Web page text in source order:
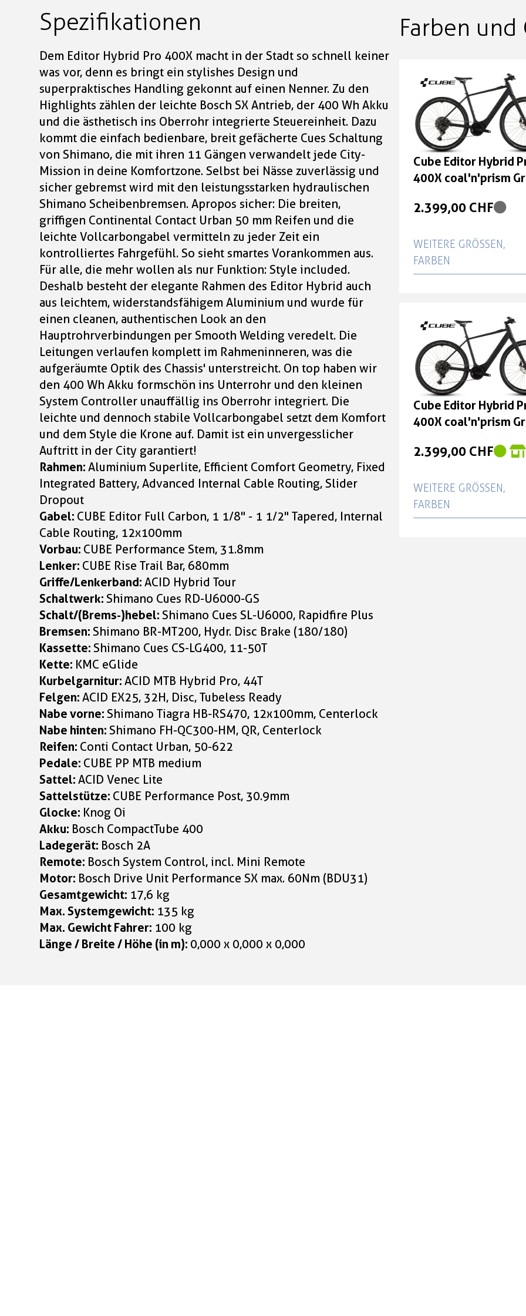
Spezifikationen
Dem Editor Hybrid Pro 400X macht in der Stadt so schnell keiner
was vor, denn es bringt ein stylishes Design und
superpraktisches Handling gekonnt auf einen Nenner. Zu den
Highlights zählen der leichte Bosch SX Antrieb, der 400 Wh Akku
und die ästhetisch ins Oberrohr integrierte Steuereinheit. Dazu
kommt die einfach bedienbare, breit gefächerte Cues Schaltung
von Shimano, die mit ihren 11 Gängen verwandelt jede City-
Mission in deine Komfortzone. Selbst bei Nässe zuverlässig und
sicher gebremst wird mit den leistungsstarken hydraulischen
Shimano Scheibenbremsen. Apropos sicher: Die breiten,
griffigen Continental Contact Urban 50 mm Reifen und die
leichte Vollcarbongabel vermitteln zu jeder Zeit ein
kontrolliertes Fahrgefühl. So sieht smartes Vorankommen aus.
Für alle, die mehr wollen als nur Funktion: Style included.
Deshalb besteht der elegante Rahmen des Editor Hybrid auch
aus leichtem, widerstandsfähigem Aluminium und wurde für
einen cleanen, authentischen Look an den
Hauptrohrverbindungen per Smooth Welding veredelt. Die
Leitungen verlaufen komplett im Rahmeninneren, was die
aufgeräumte Optik des Chassis' unterstreicht. On top haben wir
den 400 Wh Akku formschön ins Unterrohr und den kleinen
System Controller unauffällig ins Oberrohr integriert. Die
leichte und dennoch stabile Vollcarbongabel setzt dem Komfort
und dem Style die Krone auf. Damit ist ein unvergesslicher
Auftritt in der City garantiert!
Rahmen:Aluminium Superlite, Efficient Comfort Geometry, Fixed
Integrated Battery, Advanced Internal Cable Routing, Slider
Dropout
Gabel: CUBE Editor Full Carbon, 1 1/8" - 1 1/2" Tapered, Internal
Cable Routing, 12x100mm
Vorbau: CUBE Performance Stem, 31.8mm
Lenker: CUBE Rise Trail Bar, 680mm
Griffe/Lenkerband:ACID Hybrid Tour
Schaltwerk:Shimano Cues RD-U6000-GS
Schalt/(Brems-)hebel:Shimano Cues SL-U6000, Rapidfire Plus
Bremsen:Shimano BR-MT200, Hydr. Disc Brake (180/180)
Kassette:Shimano Cues CS-LG400, 11-50T
Kette: KMC eGlide
Kurbelgarnitur:ACID MTB Hybrid Pro, 44T
Felgen:ACID EX25, 32H, Disc, Tubeless Ready
Nabe vorne:Shimano Tiagra HB-RS470, 12x100mm, Centerlock
Nabe hinten:Shimano FH-QC300-HM, QR, Centerlock
Reifen: Conti Contact Urban, 50-622
Pedale: CUBE PP MTB medium
Sattel:ACID Venec Lite
Sattelstütze: CUBE Performance Post, 30.9mm
Glocke: Knog Oi
Akku: Bosch CompactTube 400
Ladegerät: Bosch 2A
Remote: Bosch System Control, incl. Mini Remote
Motor: Bosch Drive Unit Performance SX max. 60Nm (BDU31)
Gesamtgewicht: 17,6 kg
Max. Systemgewicht: 135 kg
Max. Gewicht Fahrer: 100 kg
Länge / Breite / Höhe (in m): 0,000 x 0,000 x 0,000
Farben und
Cube Editor Hybrid
400X coal'n'prism
2.399,00 CHF
WEITERE GRÖSSEN, F
ARBEN
54 cm
2.399,00 CHF
Cube Editor Hybrid
400X coal'n'prism
62 cm
Cube Editor Hybrid Pro
58 cm
2.399,00 CHF
Cube Editor Hybrid
400X coal'n'prism
2.399,00 CHF
WEITERE GRÖSSEN, F
ARBEN